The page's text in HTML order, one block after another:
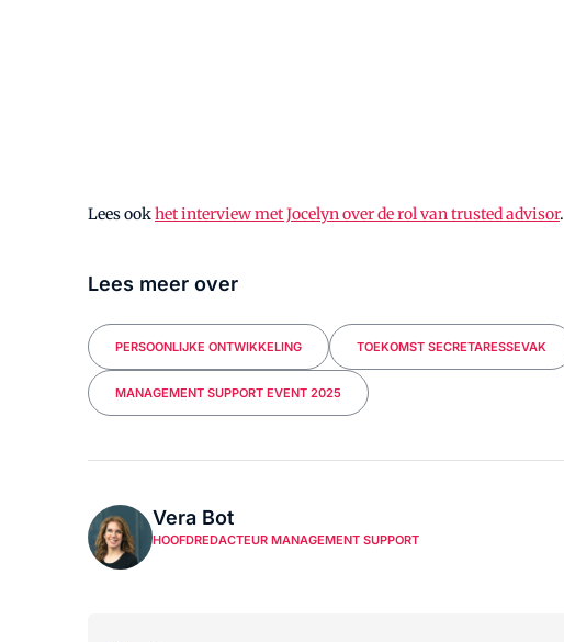
Lees ookhet interview met Jocelyn over de rol van trusted advisor.
Lees meer over
PERSOONLIJKE ONTWIKKELING TOEKOMST SECRETARESSEVAK
MANAGEMENT SUPPORT EVENT 2025
Vera Bot
HOOFDREDACTEUR MANAGEMENT SUPPORT